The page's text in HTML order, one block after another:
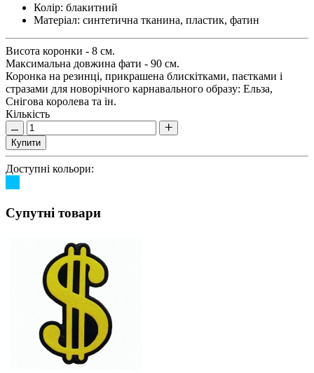
Колір: блакитний
Матеріал: синтетична тканина, пластик, фатин
Висота коронки - 8 см.
Максимальна довжина фати - 90 см.
Коронка на резинці, прикрашена блискітками, паєтками і
стразами для новорічного карнавального образу: Ельза,
Снігова королева та ін.
Кількість
Купити
Доступні кольори:
Супутні товари